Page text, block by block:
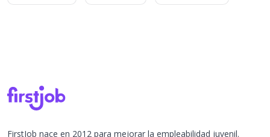
FirstJob nace en 2012 para mejorar la empleabilidad juvenil.